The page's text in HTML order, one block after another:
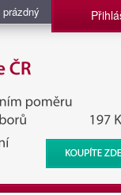
BIS, Zpravodajské